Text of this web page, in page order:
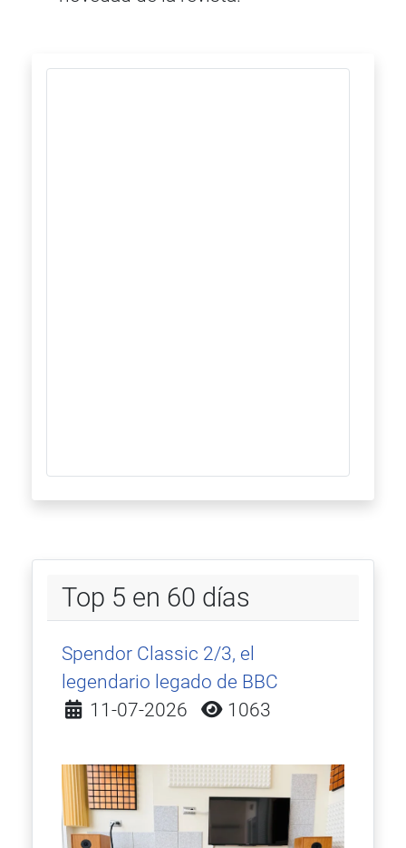
Top 5 en 60 días
Spendor Classic 2/3, el
legendario legado de BBC
Detalles
11-07-2026 1063